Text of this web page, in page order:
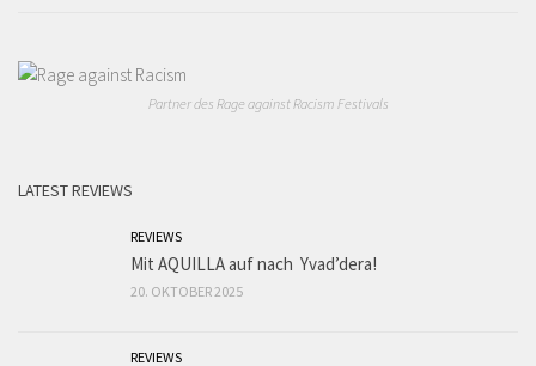
Partner des Rage against Racism Festivals
LATEST REVIEWS
REVIEWS
Mit AQUILLA auf nach Yvad’dera!
20. OKTOBER 2025
REVIEWS